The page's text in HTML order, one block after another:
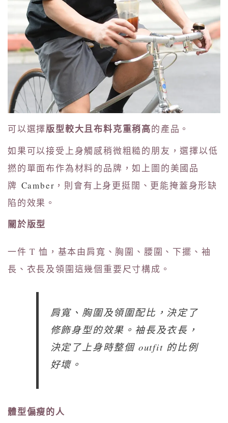
可以選擇版型較大且布料克重稍高的產品。
如果可以接受上身觸感稍微粗糙的朋友，選擇以低
撚的單面布作為材料的品牌，如上圖的美國品
牌 Camber ，則會有上身更挺闊、更能掩蓋身形缺
陷的效果。
關於版型
一件 T 恤，基本由肩寬、胸圍、腰圍、下擺、袖
長、衣長及領圍這幾個重要尺寸構成。
肩寬、胸圍及領圍配比，決定了
修飾身型的效果。袖長及衣長，
決定了上身時整個 outfit 的比例
好壞。
體型偏瘦的人